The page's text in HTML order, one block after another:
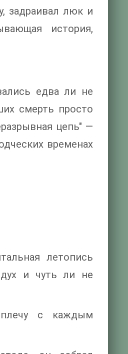
задраивал люк и
история,
едва ли не
смерть просто
цепь" —
временах
летопись
дух и чуть ли не
плечу с каждым